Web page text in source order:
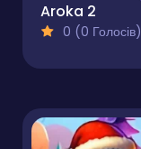
Aroka 2
0 (0 Голосів)